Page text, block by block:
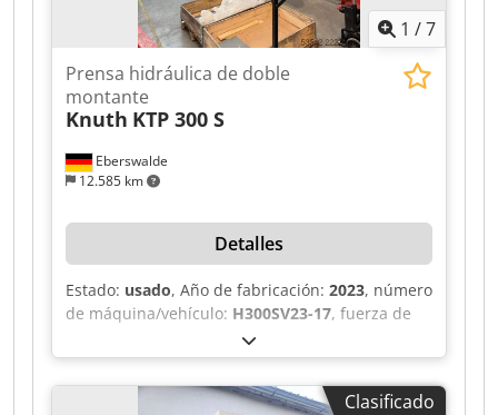
pantalla, tipo CNC50 Controlador PLC: S5-95U
Disponible según acuerdo. Venta sin garantía ni
derecho de devolución.
1 /7
Eberswalde
12.585 km
Prensa hidráulica de doble
montante
Knuth KTP 300 S
Detalles
Estado: usado, Año de fabricación: 2023, número
de máquina/vehículo: H300SV23-17, fuerza de
, carrera:
mesa:1.000 mm, longitud de la mesa:1.200
mm, peso total:21.000 kg, fuerza del cojín de
, carrera del cojín de tracción:300
Clasificado